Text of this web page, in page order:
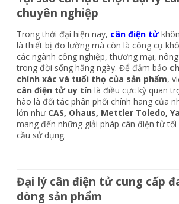
chuyên nghiệp
Trong thời đại hiện nay, cân điện tử
là thiết bị đo lường mà còn là công cụ
các ngành công nghiệp, thương mại,
trong đời sống hằng ngày. Để đảm bảo
chính xác và tuổi thọ của sản phẩm,
cân điện tử uy tín là điều cực kỳ quan
hào là đối tác phân phối chính hãng của
lớn như CAS, Ohaus, Mettler Toledo,
mang đến những giải pháp cân điện tử
cầu sử dụng.
Đại lý cân điện tử cung cấp
dòng sản phẩm